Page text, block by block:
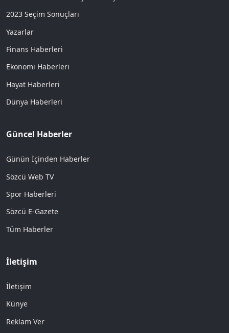
2023 Seçim Sonuçları
Yazarlar
Finans Haberleri
Ekonomi Haberleri
Hayat Haberleri
Dünya Haberleri
Güncel Haberler
Günün İçinden Haberler
Sözcü Web TV
Spor Haberleri
Sözcü E-Gazete
Tüm Haberler
İletişim
İletişim
Künye
Reklam Ver